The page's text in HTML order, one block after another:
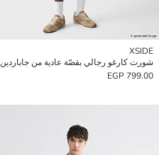
XSIDE
شورت كارغو رجالي بقصّة عادية من جاباردين
799.00 EGP